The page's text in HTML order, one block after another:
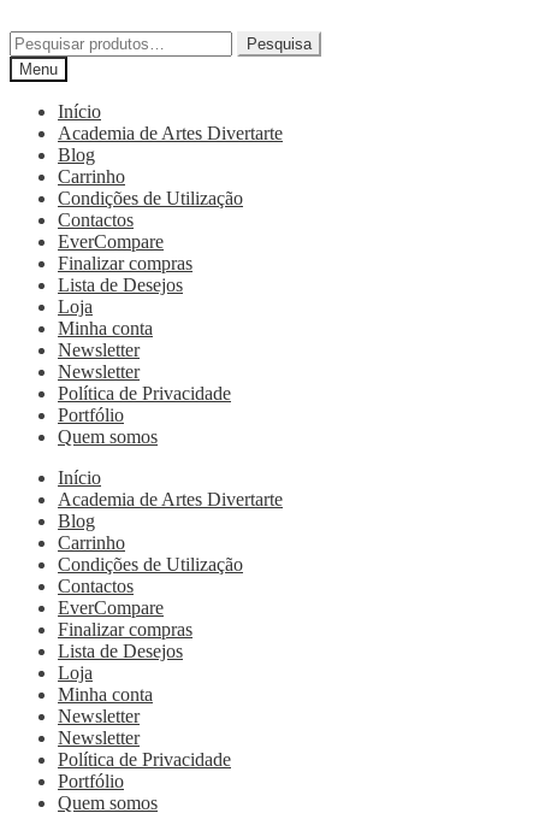
Pesquisa
Menu
Início
Academia de Artes Divertarte
Blog
Carrinho
Condições de Utilização
Contactos
EverCompare
Finalizar compras
Lista de Desejos
Loja
Minha conta
Newsletter
Newsletter
Política de Privacidade
Portfólio
Quem somos
Início
Academia de Artes Divertarte
Blog
Carrinho
Condições de Utilização
Contactos
EverCompare
Finalizar compras
Lista de Desejos
Loja
Minha conta
Newsletter
Newsletter
Política de Privacidade
Portfólio
Quem somos